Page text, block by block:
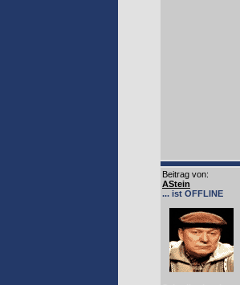
Beitrag von:
AStein
... ist OFFLINE